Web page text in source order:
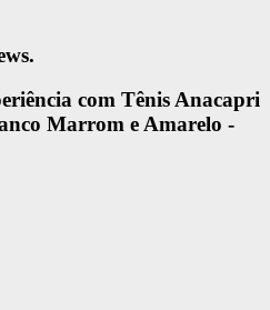
com Tênis Anacapri
Marrom e Amarelo -